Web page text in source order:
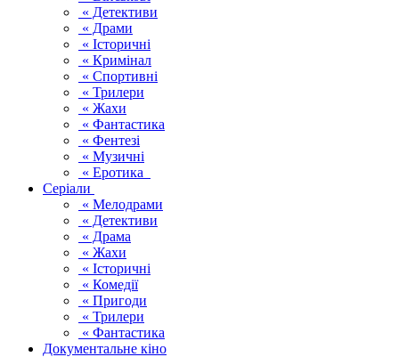
« Детективи
« Драми
« Історичні
« Кримінал
« Спортивні
« Трилери
« Жахи
« Фантастика
« Фентезі
« Музичні
« Еротика
Серіали
« Мелодрами
« Детективи
« Драма
« Жахи
« Історичні
« Комедії
« Пригоди
« Трилери
« Фантастика
Документальне кіно